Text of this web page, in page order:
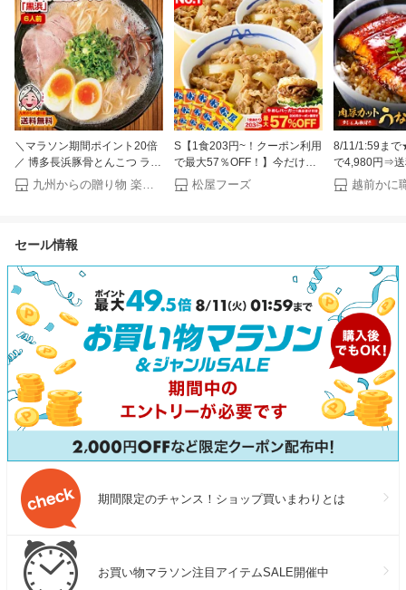
＼マラソン期間ポイント20倍
／ 博多長浜豚骨とんこつ ラー
メン 黒浜 6人前 1000円 お取
り寄せ グルメ 福岡 ご当地 ラ
九州からの贈り物 楽天市場店
S【1食203円~！クーポン利用
で最大57％OFF！】今だけ牛
めしバーガー1食おまけ付き
（8/1~8/16 迄）大容量リピ確
無料 おかず 惣菜 お弁当 非常
松屋フーズ
8/11/1:59ま
で4,980円⇒
円！更に2個
くら肉厚で食
セール情報
期間限定のチャンス！ショップ買いまわりとは
お買い物マラソン注目アイテムSALE開催中